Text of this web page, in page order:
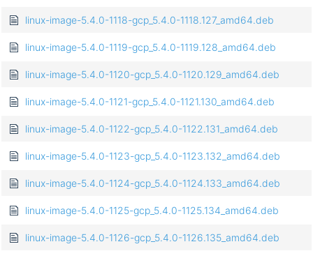
linux-image-5.4.0-1118-gcp_5.4.0-1118.127_amd64.deb
linux-image-5.4.0-1119-gcp_5.4.0-1119.128_amd64.deb
linux-image-5.4.0-1120-gcp_5.4.0-1120.129_amd64.deb
linux-image-5.4.0-1121-gcp_5.4.0-1121.130_amd64.deb
linux-image-5.4.0-1122-gcp_5.4.0-1122.131_amd64.deb
linux-image-5.4.0-1123-gcp_5.4.0-1123.132_amd64.deb
linux-image-5.4.0-1124-gcp_5.4.0-1124.133_amd64.deb
linux-image-5.4.0-1125-gcp_5.4.0-1125.134_amd64.deb
linux-image-5.4.0-1126-gcp_5.4.0-1126.135_amd64.deb